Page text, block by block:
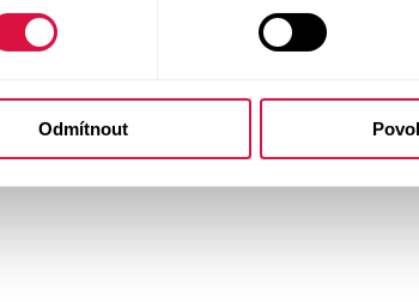
Odmítnout